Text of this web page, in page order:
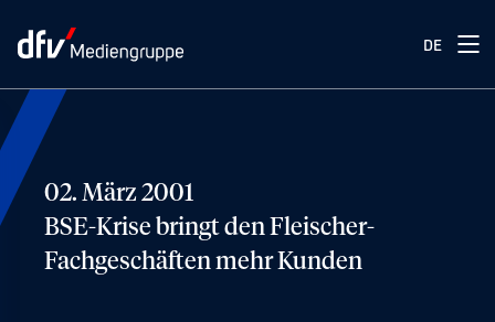
DE
02. März 2001
BSE-Krise bringt den Fleischer-
Fachgeschäften mehr Kunden